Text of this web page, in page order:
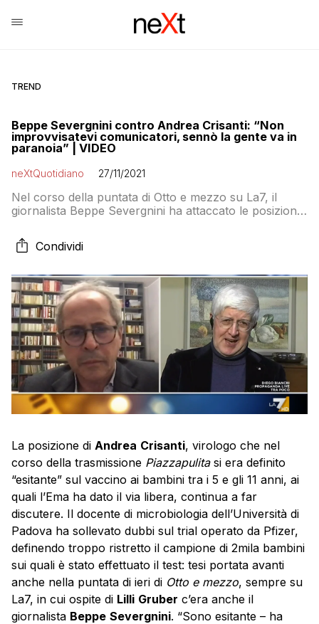
TREND
Beppe Severgnini contro Andrea Crisanti: “Non
improvvisatevi comunicatori, sennò la gente va in
paranoia” | VIDEO
neXtQuotidiano 27/11/2021
Nel corso della puntata di Otto e mezzo su La7, il
giornalista Beppe Severgnini ha attaccato le posizioni
scettico sul vaccino ai bambini: “Ci sono i convegni per
certe cose, non in prima serata”
Condividi
La posizione di Andrea Crisanti, virologo che nel
corso della trasmissione Piazzapulitasi era definito
“esitante” sul vaccino ai bambini tra i 5 e gli 11 anni, ai
quali l’Ema ha dato il via libera, continua a far
discutere. Il docente di microbiologia dell’Università di
Padova ha sollevato dubbi sul trial operato da Pfizer,
definendo troppo ristretto il campione di 2mila bambini
sui quali è stato effettuato il test: tesi portata avanti
anche nella puntata di ieri di Otto e mezzo, sempre su
La7, in cui ospite di Lilli Gruber c’era anche il
giornalista Beppe Severgnini. “Sono esitante – ha